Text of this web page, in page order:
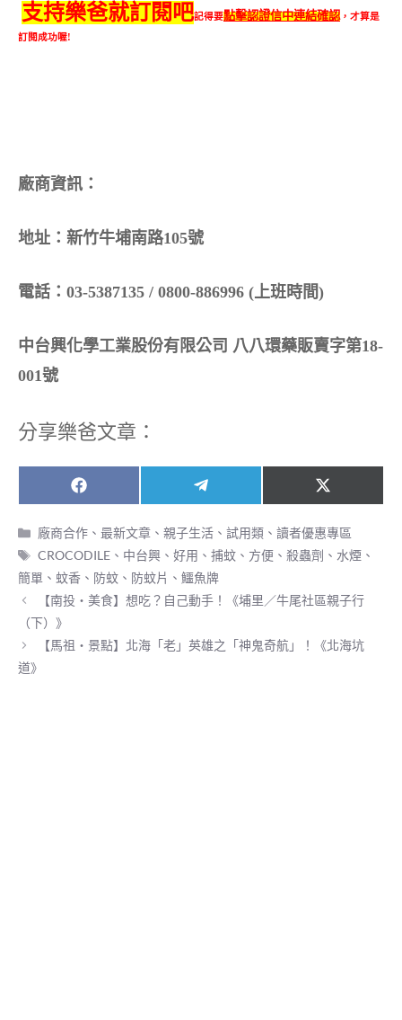
支持樂爸就訂閱吧記得要點擊認證信中連結確認，才算是
訂閱成功喔!
廠商資訊：
地址：新竹牛埔南路105號
電話：03-5387135 / 0800-886996 (上班時間)
中台興化學工業股份有限公司 八八環藥販賣字第18-
001號
分享樂爸文章：
Share
on
F
a
c
e
b
o
o
k
Share
on
e
l
e
g
r
a
m
Share
on
X
(
T
w
i
t
e
)
分
類
廠商合作 、最新文章 、親子生活 、試用類 、讀者優惠專區
標
籤
CROCODILE 、 中台興 、好用 、捕蚊 、 方便 、殺蟲劑 、 水煙 、
簡單 、 蚊香 、 防蚊 、 防蚊片 、 鱷魚牌
【南投‧美食】想吃？自己動手！《埔里／牛尾社區親子行
（下）》
【馬祖‧景點】北海「老」英雄之「神鬼奇航」！《北海坑
道》